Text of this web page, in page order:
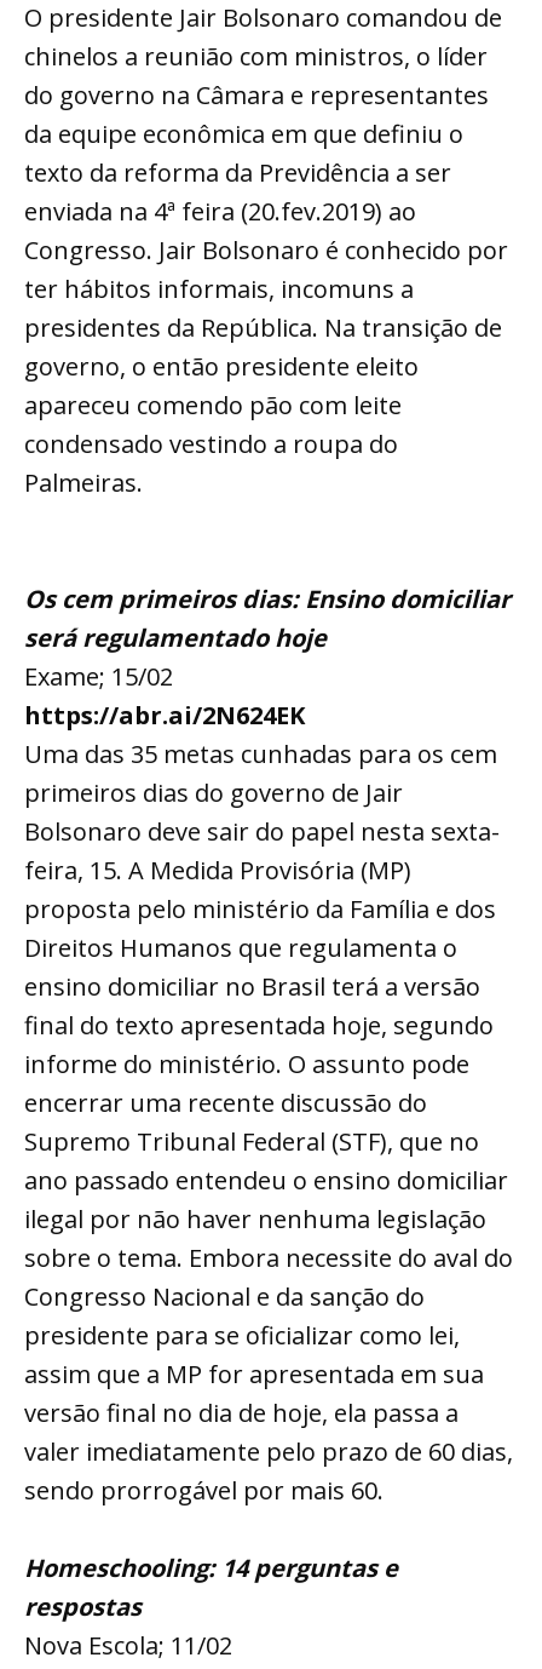
O presidente Jair Bolsonaro comandou de
chinelos a reunião com ministros, o líder
do governo na Câmara e representantes
da equipe econômica em que definiu o
texto da reforma da Previdência a ser
enviada na 4ª feira (20.fev.2019) ao
Congresso. Jair Bolsonaro é conhecido por
ter hábitos informais, incomuns a
presidentes da República. Na transição de
governo, o então presidente eleito
apareceu comendo pão com leite
condensado vestindo a roupa do
Palmeiras.
Os cem primeiros dias: Ensino domiciliar
será regulamentado hoje
Exame; 15/02
https://abr.ai/2N624EK
Uma das 35 metas cunhadas para os cem
primeiros dias do governo de Jair
Bolsonaro deve sair do papel nesta sexta-
feira, 15. A Medida Provisória (MP)
proposta pelo ministério da Família e dos
Direitos Humanos que regulamenta o
ensino domiciliar no Brasil terá a versão
final do texto apresentada hoje, segundo
informe do ministério. O assunto pode
encerrar uma recente discussão do
Supremo Tribunal Federal (STF), que no
ano passado entendeu o ensino domiciliar
ilegal por não haver nenhuma legislação
sobre o tema. Embora necessite do aval do
Congresso Nacional e da sanção do
presidente para se oficializar como lei,
assim que a MP for apresentada em sua
versão final no dia de hoje, ela passa a
valer imediatamente pelo prazo de 60 dias,
sendo prorrogável por mais 60.
Homeschooling: 14 perguntas e
respostas
Nova Escola; 11/02